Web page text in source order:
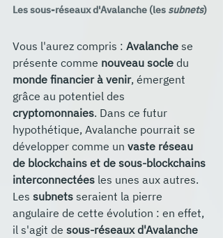
Les sous-réseaux d'Avalanche (les subnets)
Vous l'aurez compris : Avalanche se
présente comme nouveau socle du
monde financier à venir, émergent
grâce au potentiel des
cryptomonnaies. Dans ce futur
hypothétique, Avalanche pourrait se
développer comme un vaste réseau
de blockchains et de sous-blockchains
interconnectées les unes aux autres.
Les subnets seraient la pierre
angulaire de cette évolution : en effet,
il s'agit de sous-réseaux d'Avalanche